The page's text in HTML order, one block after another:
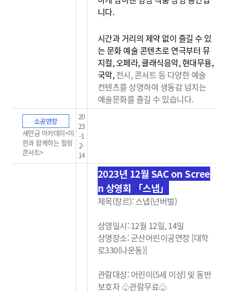
니다.
시간과 거리의 제약 없이 즐길 수 있
는 문화 예술 콘텐츠로 연극부터 뮤
지컬, 오페라, 클래식음악, 현대무용,
국악,전시, 콘서트 등 다양한 예술
컨텐츠를 상영하여 생동감 넘치는
예술문화를 즐길 수 있습니다.
소공연장
새만금 아카데미<이
한과 함께하는 힐링
콘서트>
20
23
-1
2-
14
2023년 12월 SAC on Scree
n 상영회 「스냅」
제목(장르): 스냅(넌버벌)
상영일시: 12월 12일, 14일
상영장소: 군산어린이공연장 [대학
로330(나운동)]
관람대상: 어린이(5세 이상) 및 동반
보호자 ♧관람무료♧